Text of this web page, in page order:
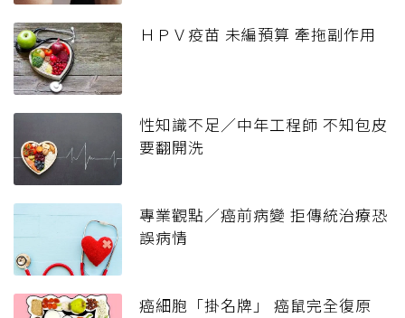
ＨＰＶ疫苗 未編預算 牽拖副作用
性知識不足／中年工程師 不知包皮
要翻開洗
專業觀點／癌前病變 拒傳統治療恐
誤病情
癌細胞「掛名牌」 癌鼠完全復原